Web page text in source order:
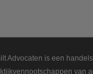
Advocaten is een
van